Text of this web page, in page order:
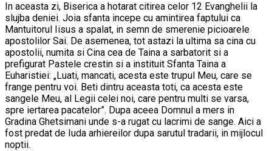
In aceasta zi, Biserica a hotarat citirea celor 12 Evanghelii la
slujba deniei. Joia sfanta incepe cu amintirea faptului ca
Mantuitorul Iisus a spalat, in semn de smerenie picioarele
apostolilor Sai. De asemenea, tot astazi la ultima sa cina cu
apostolii, numita si Cina cea de Taina a sarbatorit si a
prefigurat Pastele crestin si a instituit Sfanta Taina a
Euharistiei: „Luati, mancati, acesta este trupul Meu, care se
frange pentru voi. Beti dintru aceasta toti, ca acesta este
sangele Meu, al Legii celei noi, care pentru multi se varsa,
spre iertarea pacatelor”. Dupa aceea Domnul a mers in
Gradina Ghetsimani unde s-a rugat cu lacrimi de sange. Aici a
fost predat de Iuda arhiereilor dupa sarutul tradarii, in mijlocul
noptii.